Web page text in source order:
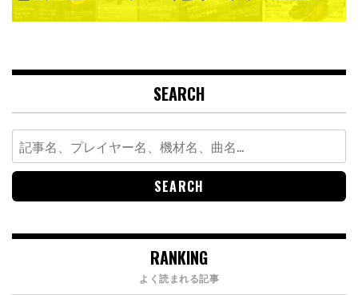
SEARCH
Search
for:
RANKING
よく読まれる記事